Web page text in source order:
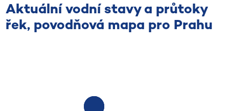
Aktuální vodní stavy a průtoky
řek, povodňová mapa pro Prahu